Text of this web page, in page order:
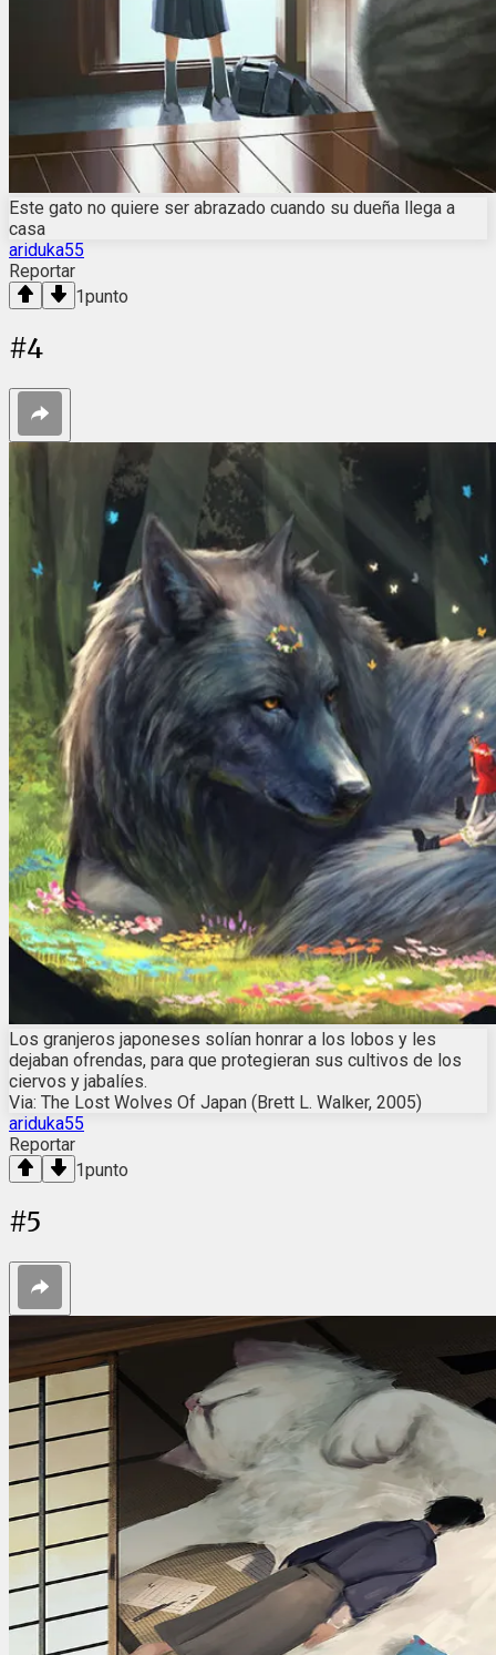
Este gato no quiere ser abrazado cuando su dueña llega a
casa
ariduka55
Reportar
1punto
#4
Los granjeros japoneses solían honrar a los lobos y les
dejaban ofrendas, para que protegieran sus cultivos de los
ciervos y jabalíes.
Via: The Lost Wolves Of Japan (Brett L. Walker, 2005)
ariduka55
Reportar
1punto
#5